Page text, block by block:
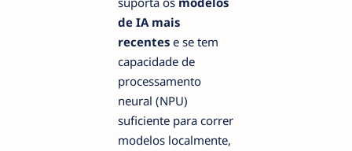
de IA mais
recentes e se tem
capacidade de
processamento
neural (NPU)
suficiente para correr
modelos localmente,